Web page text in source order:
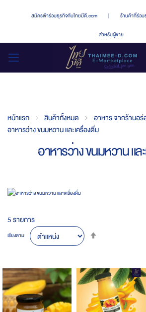
สมัครเข้าร่วมธุรกิจกับไทยมีดี.com | ร้านค้าที่ร่ว
สำหรับผู้ขาย
หน้าแรก สินค้าทั้งหมด
อาหาร จากร้านอร่
อาหารว่าง ขนมหวาน และเครื่องดื่ม
อาหารว่าง ขนมหวาน แล
5รายการ
เรียงตาม
Direction